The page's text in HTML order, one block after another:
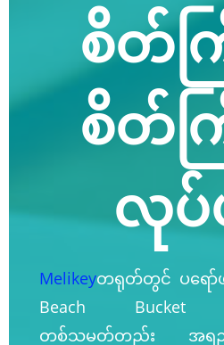
စိတ်
စိတ်
လုပ်
Melikeyတရုတ်တွင် ပရော်
Beach Bucket
တစ်သမတ်တည်း အရည်